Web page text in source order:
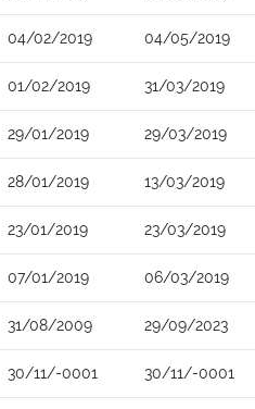
04/02/2019 04/05/2019
01/02/2019 31/03/2019
29/01/2019 29/03/2019
28/01/2019 13/03/2019
23/01/2019 23/03/2019
07/01/2019 06/03/2019
31/08/2009 29/09/2023
30/11/-0001 30/11/-0001